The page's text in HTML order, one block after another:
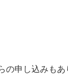
の申し込みも